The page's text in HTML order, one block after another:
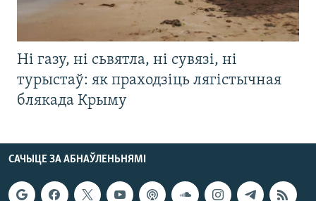
Ні газу, ні сьвятла, ні сувязі, ні
турыстаў: як праходзіць лягістычная
блякада Крыму
САЧЫЦЕ ЗА АБНАЎЛЕНЬНЯМІ